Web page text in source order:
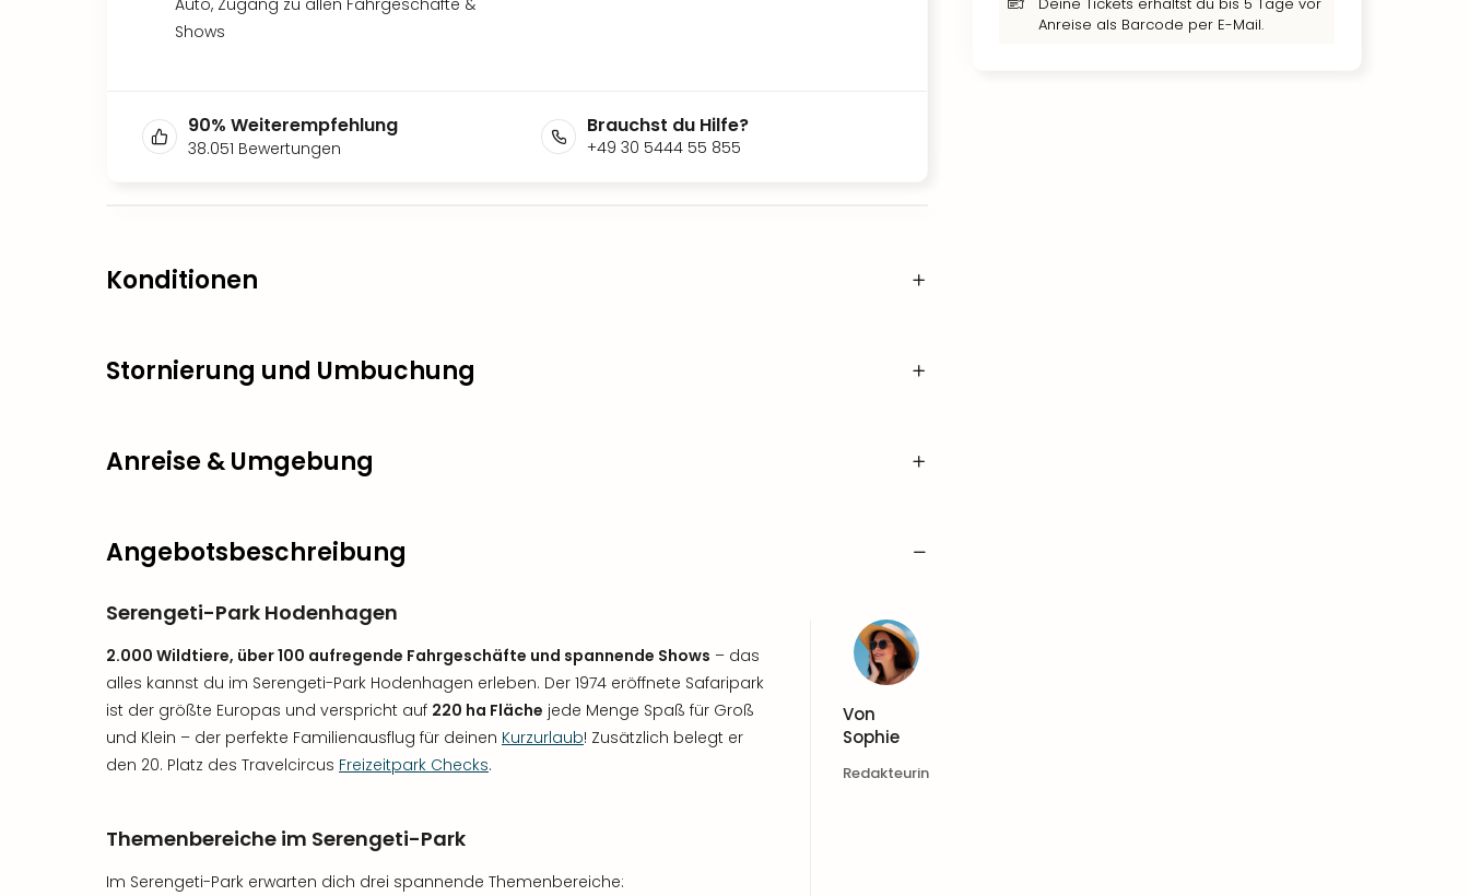
Anreise als Barcode per E-Mail.
Auto, Zugang zu allen Fahrgeschäfte &
Shows
90% Weiterempfehlung
38.051 Bewertungen
Brauchst du Hilfe?
+49 30 5444 55 855
Konditionen
Stornierung und Umbuchung
Anreise & Umgebung
Angebotsbeschreibung
Serengeti-Park Hodenhagen
2.000 Wildtiere, über 100 aufregende Fahrgeschäfte und spannende Shows – das
alles kannst du im Serengeti-Park Hodenhagen erleben. Der 1974 eröffnete Safaripark
ist der größte Europas und verspricht auf 220 ha Fläche jede Menge Spaß für Groß
und Klein – der perfekte Familienausflug für deinen Kurzurlaub! Zusätzlich belegt er
den 20. Platz des Travelcircus Freizeitpark Checks.
Themenbereiche im Serengeti-Park
Im Serengeti-Park erwarten dich drei spannende Themenbereiche:
Von
Sophie
Redakteurin